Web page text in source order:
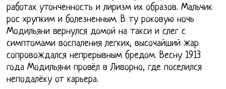
работах утонченность и лиризм их образов. Мальчик
рос хрупким и болезненным. В ту роковую ночь
Модильяни вернулся домой на такси и слег с
симптомами воспаления легких, высочайший жар
сопровождался непрерывным бредом. Весну 1913
года Модильяни провёл в Ливорно, где поселился
неподалёку от карьера.